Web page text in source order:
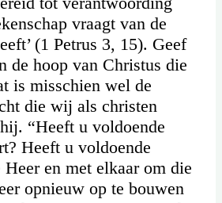
vraagt van de
(1 Petrus 3, 15). Geef
de hoop van Christus die
is misschien wel de
die wij als christen
“Heeft u voldoende
Heeft u voldoende
en met elkaar om die
opnieuw op te bouwen